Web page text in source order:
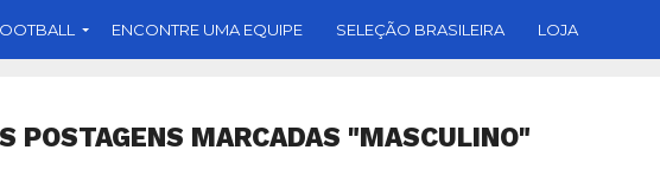
ENCONTRE UMA EQUIPE SELEÇÃO BRASILEIRA LOJA
POSTAGENS MARCADAS "MASCULINO"